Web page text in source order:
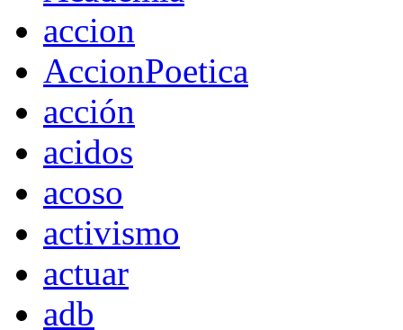
accion
AccionPoetica
acción
acidos
acoso
activismo
actuar
adb